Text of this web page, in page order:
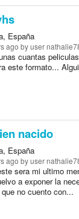
España
ago by user
cuantas
este formato...
nacido
España
ago by user
sera mi ultimo
a exponer la
no cuento con...